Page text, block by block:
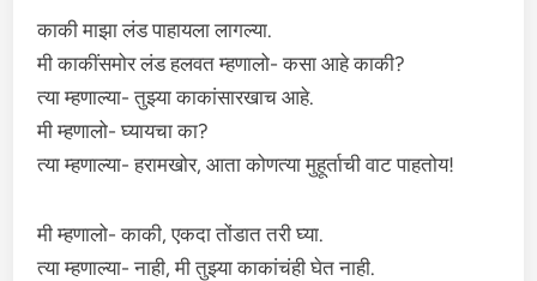
काकी माझा लंड पाहायला लागल्या.
मी काकींसमोर लंड हलवत म्हणालो- कसा आहे काकी?
त्या म्हणाल्या- तुझ्या काकांसारखाच आहे.
मी म्हणालो- घ्यायचा का?
त्या म्हणाल्या- हरामखोर, आता कोणत्या मुहूर्ताची वाट पाहतोय!
मी म्हणालो- काकी, एकदा तोंडात तरी घ्या.
त्या म्हणाल्या- नाही, मी तुझ्या काकांचंही घेत नाही.